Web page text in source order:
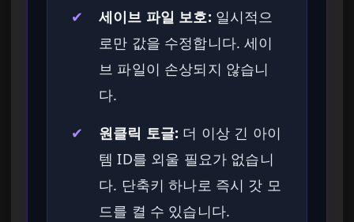
✔
세이브 파일 보호: 일시적으
로만 값을 수정합니다. 세이
브 파일이 손상되지 않습니
다.
✔
원클릭 토글: 더 이상 긴 아이
템 ID를 외울 필요가 없습니
다. 단축키 하나로 즉시 갓 모
드를 켤 수 있습니다.